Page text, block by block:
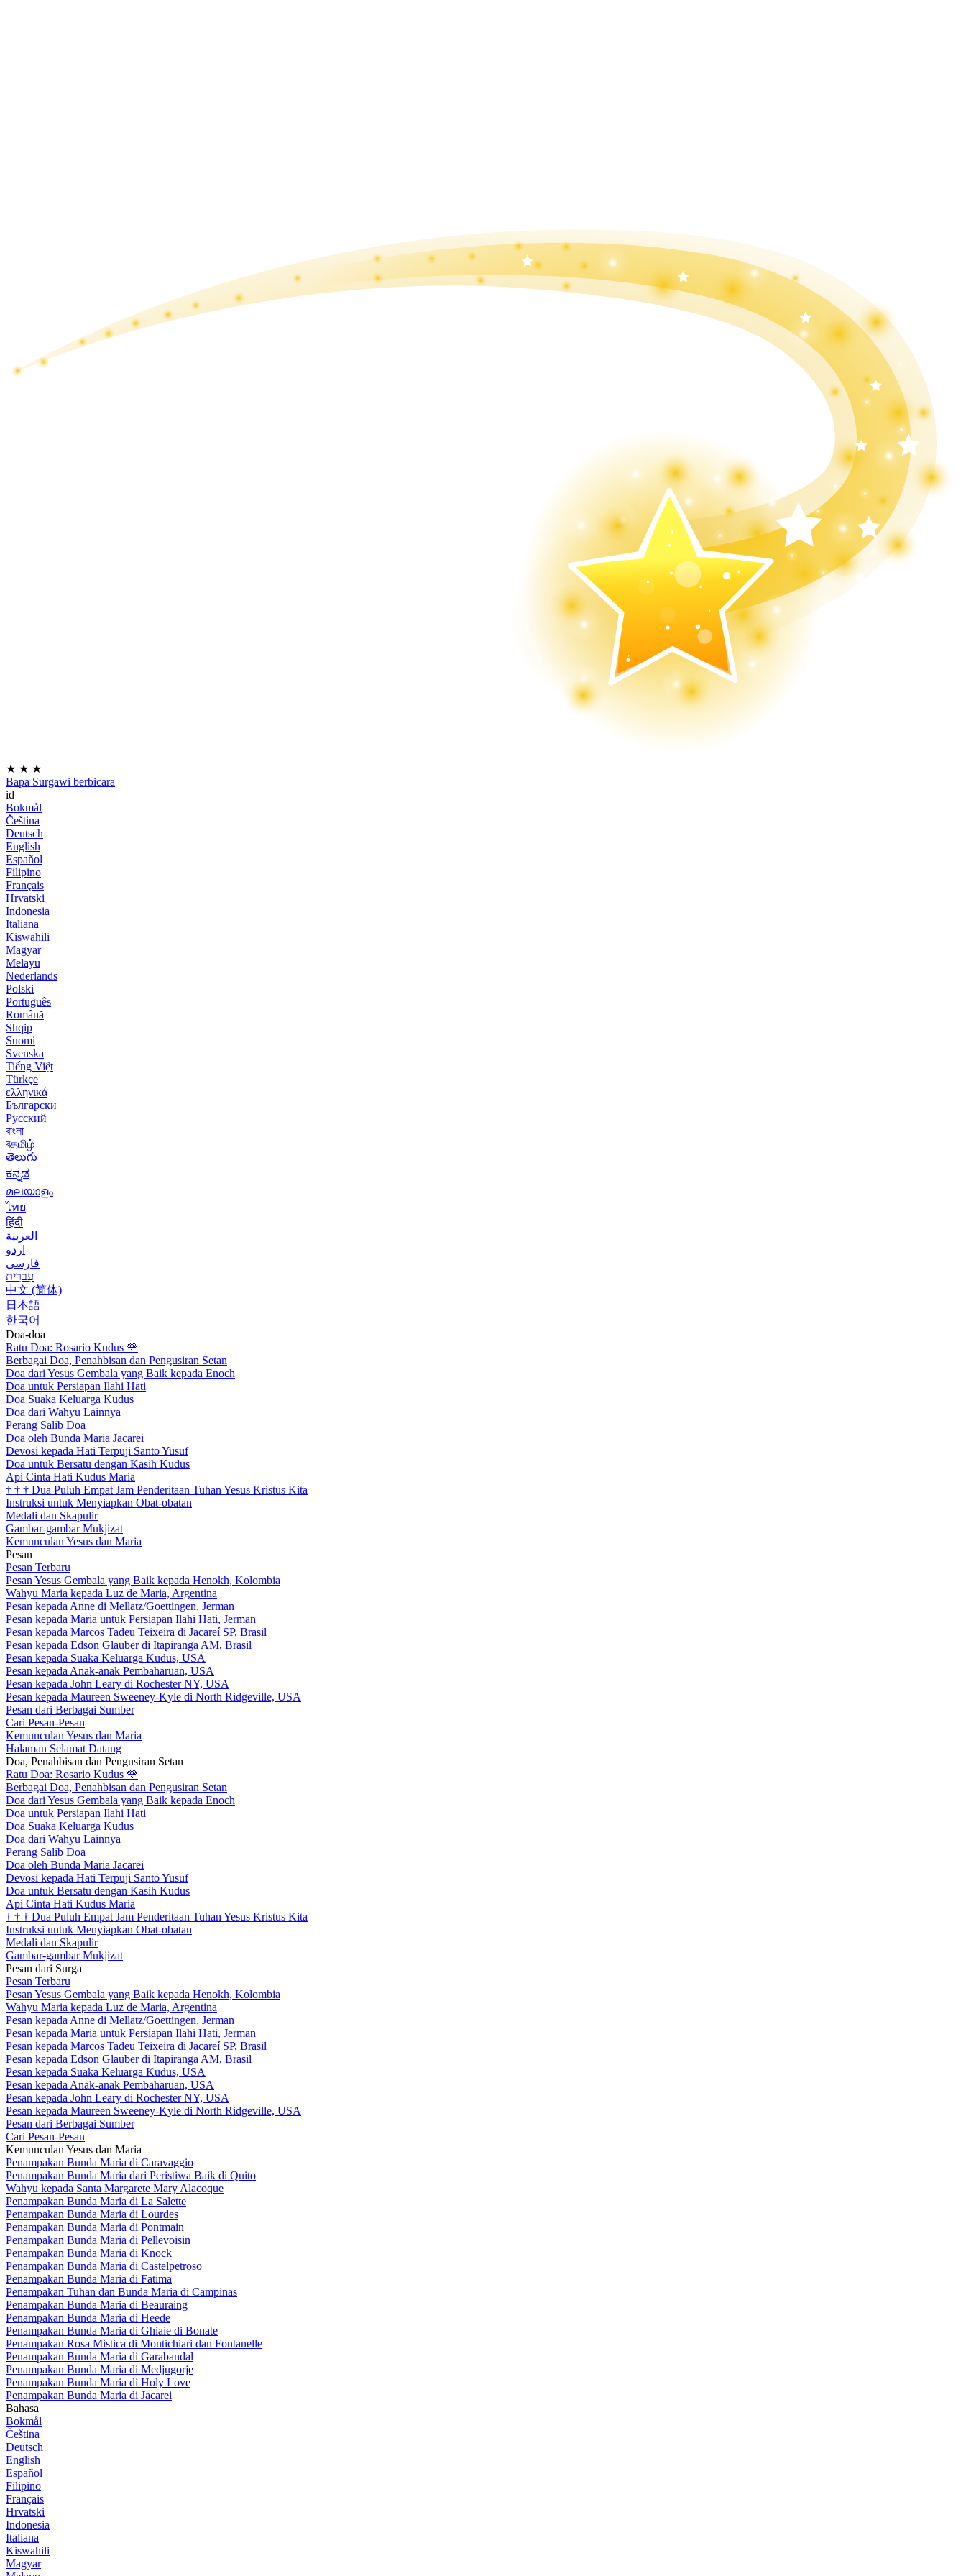
★ ★ ★
Bapa Surgawi berbicara
id
Bokmål
Čeština
Deutsch
English
Español
Filipino
Français
Hrvatski
Indonesia
Italiana
Kiswahili
Magyar
Melayu
Nederlands
Polski
Português
Română
Shqip
Suomi
Svenska
Tiếng Việt
Türkçe
ελληνικά
Български
Русский
বাংলা
বதமிழ்
తెలుగు
ಕನ್ನಡ
മലയാളം
ไทย
हिंदी
العربية
اردو
فارسی
עִברִית
中文 (简体)
日本語
한국어
Doa-doa
Ratu Doa: Rosario Kudus 🌹
Berbagai Doa, Penahbisan dan Pengusiran Setan
Doa dari Yesus Gembala yang Baik kepada Enoch
Doa untuk Persiapan Ilahi Hati
Doa Suaka Keluarga Kudus
Doa dari Wahyu Lainnya
Perang Salib Doa
Doa oleh Bunda Maria Jacarei
Devosi kepada Hati Terpuji Santo Yusuf
Doa untuk Bersatu dengan Kasih Kudus
Api Cinta Hati Kudus Maria
† † † Dua Puluh Empat Jam Penderitaan Tuhan Yesus Kristus Kita
Instruksi untuk Menyiapkan Obat-obatan
Medali dan Skapulir
Gambar-gambar Mukjizat
Kemunculan Yesus dan Maria
Pesan
Pesan Terbaru
Pesan Yesus Gembala yang Baik kepada Henokh, Kolombia
Wahyu Maria kepada Luz de Maria, Argentina
Pesan kepada Anne di Mellatz/Goettingen, Jerman
Pesan kepada Maria untuk Persiapan Ilahi Hati, Jerman
Pesan kepada Marcos Tadeu Teixeira di Jacareí SP, Brasil
Pesan kepada Edson Glauber di Itapiranga AM, Brasil
Pesan kepada Suaka Keluarga Kudus, USA
Pesan kepada Anak-anak Pembaharuan, USA
Pesan kepada John Leary di Rochester NY, USA
Pesan kepada Maureen Sweeney-Kyle di North Ridgeville, USA
Pesan dari Berbagai Sumber
Cari Pesan-Pesan
Kemunculan Yesus dan Maria
Halaman Selamat Datang
Doa, Penahbisan dan Pengusiran Setan
Ratu Doa: Rosario Kudus 🌹
Berbagai Doa, Penahbisan dan Pengusiran Setan
Doa dari Yesus Gembala yang Baik kepada Enoch
Doa untuk Persiapan Ilahi Hati
Doa Suaka Keluarga Kudus
Doa dari Wahyu Lainnya
Perang Salib Doa
Doa oleh Bunda Maria Jacarei
Devosi kepada Hati Terpuji Santo Yusuf
Doa untuk Bersatu dengan Kasih Kudus
Api Cinta Hati Kudus Maria
† † † Dua Puluh Empat Jam Penderitaan Tuhan Yesus Kristus Kita
Instruksi untuk Menyiapkan Obat-obatan
Medali dan Skapulir
Gambar-gambar Mukjizat
Pesan dari Surga
Pesan Terbaru
Pesan Yesus Gembala yang Baik kepada Henokh, Kolombia
Wahyu Maria kepada Luz de Maria, Argentina
Pesan kepada Anne di Mellatz/Goettingen, Jerman
Pesan kepada Maria untuk Persiapan Ilahi Hati, Jerman
Pesan kepada Marcos Tadeu Teixeira di Jacareí SP, Brasil
Pesan kepada Edson Glauber di Itapiranga AM, Brasil
Pesan kepada Suaka Keluarga Kudus, USA
Pesan kepada Anak-anak Pembaharuan, USA
Pesan kepada John Leary di Rochester NY, USA
Pesan kepada Maureen Sweeney-Kyle di North Ridgeville, USA
Pesan dari Berbagai Sumber
Cari Pesan-Pesan
Kemunculan Yesus dan Maria
Penampakan Bunda Maria di Caravaggio
Penampakan Bunda Maria dari Peristiwa Baik di Quito
Wahyu kepada Santa Margarete Mary Alacoque
Penampakan Bunda Maria di La Salette
Penampakan Bunda Maria di Lourdes
Penampakan Bunda Maria di Pontmain
Penampakan Bunda Maria di Pellevoisin
Penampakan Bunda Maria di Knock
Penampakan Bunda Maria di Castelpetroso
Penampakan Bunda Maria di Fatima
Penampakan Tuhan dan Bunda Maria di Campinas
Penampakan Bunda Maria di Beauraing
Penampakan Bunda Maria di Heede
Penampakan Bunda Maria di Ghiaie di Bonate
Penampakan Rosa Mistica di Montichiari dan Fontanelle
Penampakan Bunda Maria di Garabandal
Penampakan Bunda Maria di Medjugorje
Penampakan Bunda Maria di Holy Love
Penampakan Bunda Maria di Jacarei
Bahasa
Bokmål
Čeština
Deutsch
English
Español
Filipino
Français
Hrvatski
Indonesia
Italiana
Kiswahili
Magyar